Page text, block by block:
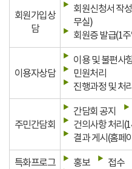
회원가입상
담
회원신청서 작
무실)
회원증 발급(1
이용자상담
이용 및 불편사
민원처리
진행과정 및 처
주민간담회
간담회 공지
건의사항 처리
결과 게시(홈페
특화프로그
홍보 접수